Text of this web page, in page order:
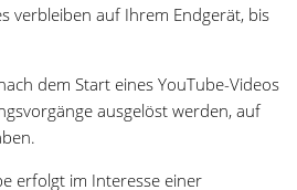
verbleiben auf Ihrem Endgerät, bis
dem Start eines YouTube-Videos
ausgelöst werden, auf
erfolgt im Interesse einer